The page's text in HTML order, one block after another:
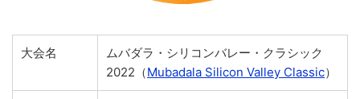
大会名
ムバダラ・シリコンバレー・クラシック
2022（Mubadala Silicon Valley Classic）